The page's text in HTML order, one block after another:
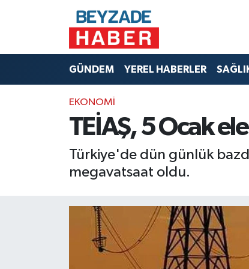
GÜNDEM YEREL HABERLER
EKONOMİ
TEİAŞ, 5 Ocak
Türkiye'de dün günlük
megavatsaat oldu.
Hava Durumu
Trafik Durumu
Süper Lig Puan Durumu ve Fikstür
Tüm Manşetler
Son Dakika Haberleri